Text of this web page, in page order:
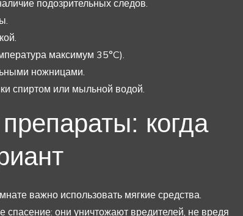
подозрительных следов.
максимум 35°C).
ножницами.
спиртом или мыльной водой.
когда
важно использовать мягкие средства.
они уничтожают вредителей, не вредя